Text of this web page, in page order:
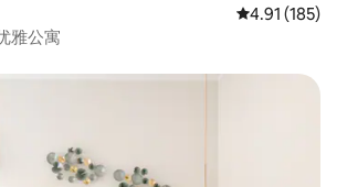
平均评分 4.91
4.91 (185)
雅公寓